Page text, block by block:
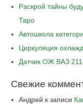
Раскрой тайны
Таро
Автошкола
Циркуляция
Датчик ОЖ ВАЗ
Свежие
Андрей к записи